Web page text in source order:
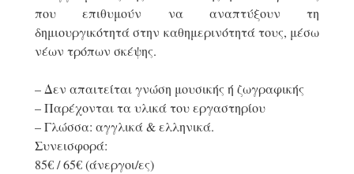
που επιθυμούν να αναπτύξουν τη
δημιουργικότητά στην καθημερινότητά τους, μέσω
νέων τρόπων σκέψης.
– Δεν απαιτείται γνώση μουσικής ή ζωγραφικής
– Παρέχονται τα υλικά του εργαστηρίου
– Γλώσσα: αγγλικά & ελληνικά.
Συνεισφορά:
85€ / 65€ (άνεργοι/ες)